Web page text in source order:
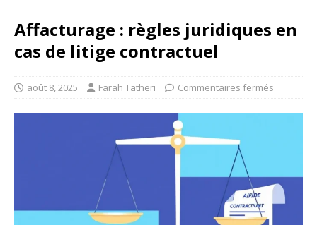
Affacturage : règles juridiques en
cas de litige contractuel
août 8, 2025 Farah Tatheri Commentaires fermés